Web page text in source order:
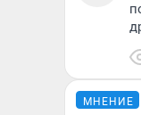
МНЕНИЕ